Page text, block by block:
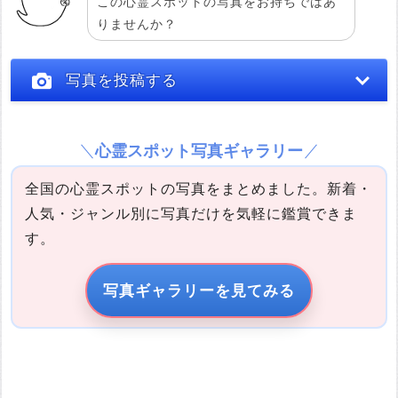
りませんか？
写真を投稿する
写真の説明
心霊スポット写真ギャラリー
全国の心霊スポットの写真をまとめました。新着・
人気・ジャンル別に写真だけを気軽に鑑賞できま
す。
写真ギャラリーを見てみる